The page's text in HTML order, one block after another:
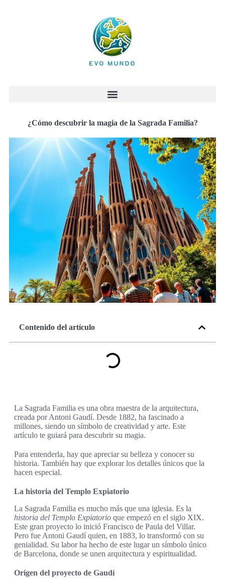
¿Cómo descubrir la magia de la Sagrada Familia?
Contenido del artículo
La Sagrada Familia es una obra maestra de la arquitectura,
creada por Antoni Gaudí. Desde 1882, ha fascinado a
millones, siendo un símbolo de creatividad y arte. Este
artículo te guiará para descubrir su magia.
Para entenderla, hay que apreciar su belleza y conocer su
historia. También hay que explorar los detalles únicos que la
hacen especial.
La historia del Templo Expiatorio
La Sagrada Familia es mucho más que una iglesia. Es la
historia del Templo Expiatorio que empezó en el siglo XIX.
Este gran proyecto lo inició Francisco de Paula del Villar.
Pero fue Antoni Gaudí quien, en 1883, lo transformó con su
genialidad. Su labor ha hecho de este lugar un símbolo único
de Barcelona, donde se unen arquitectura y espiritualidad.
Origen del proyecto de Gaudí